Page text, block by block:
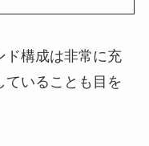
ド構成は非常に充
ていることも目を